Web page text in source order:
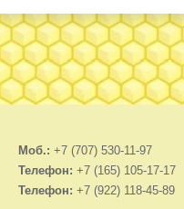
Моб.: +7 (707) 530-11-97
Телефон: +7 (165) 105-17-17
Телефон: +7 (922) 118-45-89